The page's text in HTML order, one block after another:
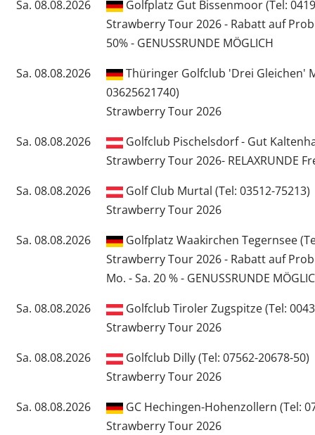
Sa. 08.08.2026
Golfplatz Gut Bissenmoor (Tel:
Strawberry Tour 2026 - Rabatt auf
50% - GENUSSRUNDE MÖGLICH
Sa. 08.08.2026
Thüringer Golfclub 'Drei Gleichen'
03625621740)
Strawberry Tour 2026
Sa. 08.08.2026
Golfclub Pischelsdorf - Gut
Strawberry Tour 2026- RELAXRUNDE
Sa. 08.08.2026
Golf Club Murtal (Tel: 03512-75213)
Strawberry Tour 2026
Sa. 08.08.2026
Golfplatz Waakirchen Tegernsee
Strawberry Tour 2026 - Rabatt auf
Mo. - Sa. 20 % - GENUSSRUNDE
Sa. 08.08.2026
Golfclub Tiroler Zugspitze (Tel:
Strawberry Tour 2026
Sa. 08.08.2026
Golfclub Dilly (Tel: 07562-20678-50)
Strawberry Tour 2026
Sa. 08.08.2026
GC Hechingen-Hohenzollern (Tel:
Strawberry Tour 2026